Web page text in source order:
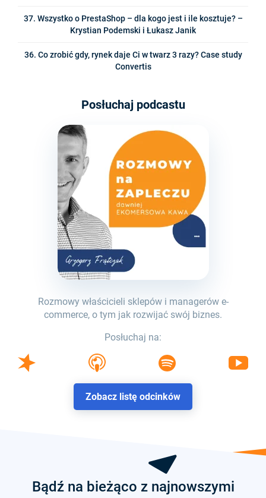
37. Wszystko o PrestaShop – dla kogo jest i ile kosztuje? –
Krystian Podemski i Łukasz Janik
36. Co zrobić gdy, rynek daje Ci w twarz 3 razy? Case study
Convertis
Posłuchaj podcastu
Rozmowy właścicieli sklepów i managerów e-
commerce, o tym jak rozwijać swój biznes.
Posłuchaj na:
Zobacz listę odcinków
Bądź na bieżąco z najnowszymi